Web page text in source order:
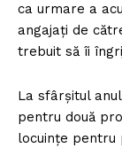
ca urmare a
angajați de
trebuit să îi
La sfârșitul
pentru două
locuințe pentru